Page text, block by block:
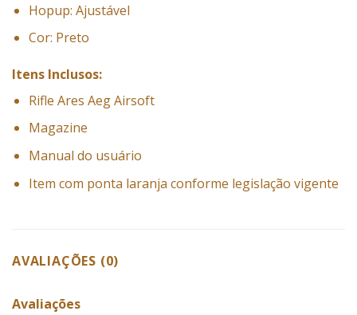
Hopup: Ajustável
Cor: Preto
Itens Inclusos:
Rifle Ares Aeg Airsoft
Magazine
Manual do usuário
Item com ponta laranja conforme legislação vigente
AVALIAÇÕES (0)
Avaliações